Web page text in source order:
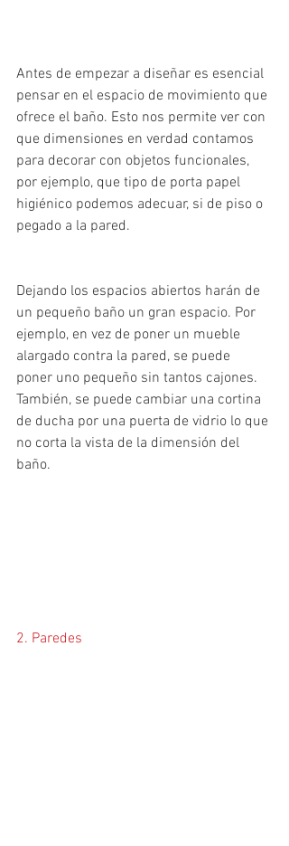
Antes de empezar a diseñar es esencial
pensar en el espacio de movimiento que
ofrece el baño. Esto nos permite ver con
que dimensiones en verdad contamos
para decorar con objetos funcionales,
por ejemplo, que tipo de porta papel
higiénico podemos adecuar, si de piso o
pegado a la pared.
Dejando los espacios abiertos harán de
un pequeño baño un gran espacio. Por
ejemplo, en vez de poner un mueble
alargado contra la pared, se puede
poner uno pequeño sin tantos cajones.
También, se puede cambiar una cortina
de ducha por una puerta de vidrio lo que
no corta la vista de la dimensión del
baño.
2. Paredes